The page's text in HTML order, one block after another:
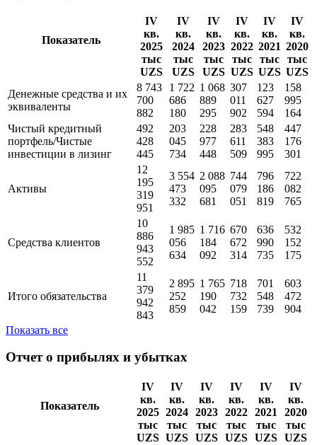
Показатель
IV
кв.
2025
тыс
UZS
IV
кв.
2024
тыс
UZS
IV
кв.
2023
тыс
UZS
IV
кв.
2022
тыс
UZS
IV
кв.
2021
тыс
UZS
IV
кв.
2020
тыс
UZS
Денежные средства и их
эквиваленты
8 743
700
882
1 722
686
180
1 068
889
295
307
011
902
123
627
594
158
995
164
Чистый кредитный
портфель/Чистые
инвестиции в лизинг
492
428
445
203
045
734
228
977
448
283
611
509
548
383
995
447
176
301
Активы
12
195
319
951
3 554
473
332
2 088
095
681
744
079
051
796
186
819
722
082
765
Средства клиентов
10
886
943
552
1 985
056
634
1 716
184
092
670
672
314
636
990
735
532
152
175
Итого обязательства
11
379
942
843
2 895
252
859
1 765
190
042
718
732
159
701
548
739
603
472
904
Показать все
Отчет о прибылях и убытках
Показатель
IV
кв.
2025
тыс
UZS
IV
кв.
2024
тыс
UZS
IV
кв.
2023
тыс
UZS
IV
кв.
2022
тыс
UZS
IV
кв.
2021
тыс
UZS
IV
кв.
2020
тыс
UZS